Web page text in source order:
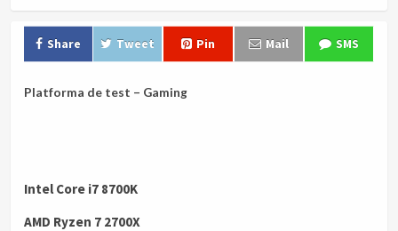
Share Tweet Pin Mail SMS
Platforma de test – Gaming
Intel Core i7 8700K
AMD Ryzen 7 2700X